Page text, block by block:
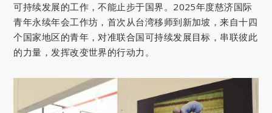
可持续发展的工作，不能止步于国界。2025年度慈济国际
青年永续年会工作坊，首次从台湾移师到新加坡，来自十四
个国家地区的青年，对准联合国可持续发展目标，串联彼此
的力量，发挥改变世界的行动力。